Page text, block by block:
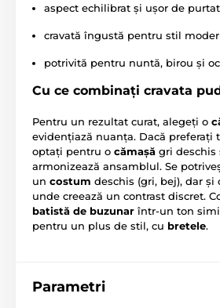
aspect echilibrat și ușor de purtat
cravată îngustă pentru stil
potrivită pentru nuntă, birou și
Cu ce combinați cravata
Pentru un rezultat curat, alegeți o
evidențiază nuanța. Dacă preferați
optați pentru o cămașă gri deschis
armonizează ansamblul. Se
un costum deschis (gri, bej), dar
unde creează un contrast discret.
batistă de buzunar într-un ton
pentru un plus de stil, cu bretele.
Parametri